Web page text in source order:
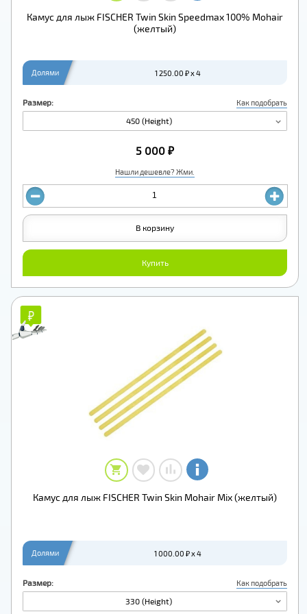
Камус для лыж FISCHER Twin Skin Speedmax 100% Mohair
(желтый)
Долями 1 250.00 ₽ x 4
Размер: Как подобрать
450 (Height)
Нашли дешевле? Жми.
5 000 ₽
Купить
В корзину
₽
₽
Камус для лыж FISCHER Twin Skin Mohair Mix (желтый)
Долями 1 000.00 ₽ x 4
Размер: Как подобрать
330 (Height)